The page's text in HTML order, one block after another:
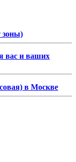
зоны)
вас и ваших
в Москве